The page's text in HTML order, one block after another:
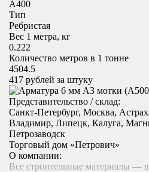
А400
Тип
Ребристая
Вес 1 метра, кг
0.222
Количество метров в 1 тонне
4504.5
417 рублей за штуку
Представительство / склад:
Санкт-Петербург, Москва,
Владимир, Липецк, Калуга,
Петрозаводск
Торговый дом «Петрович»
О компании:
Все строительные материалы —